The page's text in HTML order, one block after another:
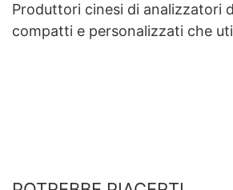
Produttori cinesi di analizzatori
compatti e personalizzati che